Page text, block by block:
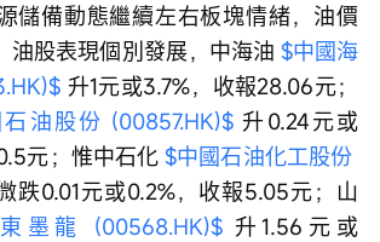
儲備動態繼續左右板塊情緒，油價
油股表現個別發展，中海油 $中國海
升1元或3.7%，收報28.06元；
油股份 (00857.HK)$ 升0.24元或
元；惟中石化 $中國石油化工股份
跌0.01元或0.2%，收報5.05元；山
墨龍 (00568.HK)$ 升1.56元或